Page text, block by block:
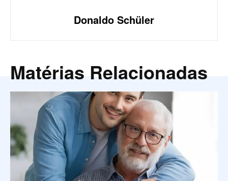
Donaldo Schüler
Matérias Relacionadas